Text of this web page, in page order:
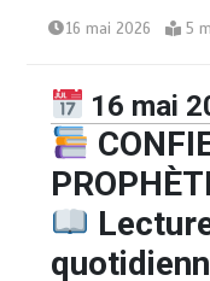
16 mai 2026 5
16 mai